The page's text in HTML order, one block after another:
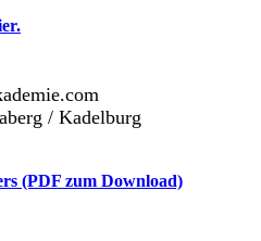
/ Kadelburg
(PDF zum Download)